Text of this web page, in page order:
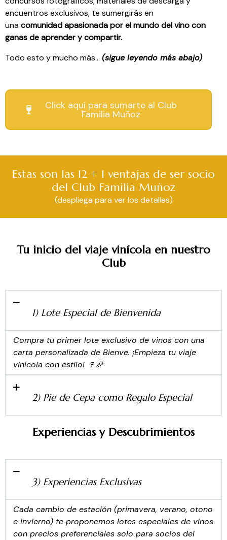
encuentros exclusivos, te sumergirás en
unacomunidad apasionada por el mundo del vino con
ganas de aprender y compartir.
Todo esto y mucho más… (sigue leyendo más abajo)
Click aquí para sumarte al Club
Familia Muñoz
Estas son las 12 + 1 ventajas de ser socio
del Club Familia Muñoz
(despliega para ver los detalles)
Tu inicio del viaje vinícola en nuestro
Club
1) Lote Especial de Bienvenida
Compra tu primer lote exclusivo de vinos con una
carta personalizada de Bienve. ¡Empieza tu viaje
vinícola con estilo! 🍷🎉
2) Pie de Cepa como Regalo Especial
Experiencias y Descubrimientos
3) Experiencias Exclusivas
Cada cambio de estación (primavera, verano, otono
e invierno) te proponemos lotes especiales de vinos
con precios preferenciales solo para socios del